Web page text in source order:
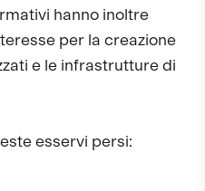
hanno inoltre
per la creazione
e le infrastrutture di
esservi persi: